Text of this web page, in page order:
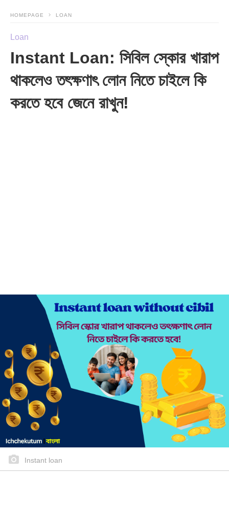
HOMEPAGE LOAN
Loan
Instant Loan: সিবিল স্কোর খারাপ
থাকলেও তৎক্ষণাৎ লোন নিতে চাইলে কি
করতে হবে জেনে রাখুন!
Instant loan